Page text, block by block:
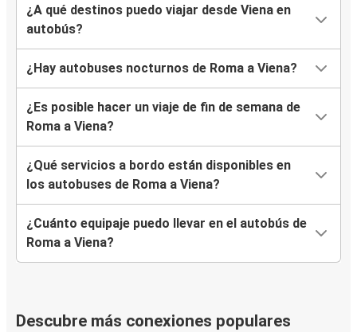
¿A qué destinos puedo viajar desde Viena en
autobús?
¿Hay autobuses nocturnos de Roma a Viena?
¿Es posible hacer un viaje de fin de semana de
Roma a Viena?
¿Qué servicios a bordo están disponibles en
los autobuses de Roma a Viena?
¿Cuánto equipaje puedo llevar en el autobús de
Roma a Viena?
Descubre más conexiones populares